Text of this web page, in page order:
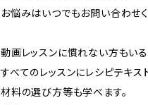
お悩みはいつでもお問い合わせく
動画レッスンに慣れない方もい
すべてのレッスンにレシピテキス
材料の選び方等も学べます。